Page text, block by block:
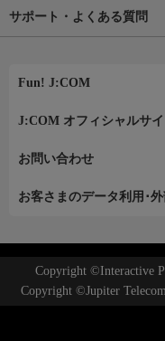
サポート・よくある質問
Fun! J:COM
J:COM オフィシャルサイ
お問い合わせ
お客さまのデータ利用･
Copyright ©Interactive
Copyright ©Jupiter